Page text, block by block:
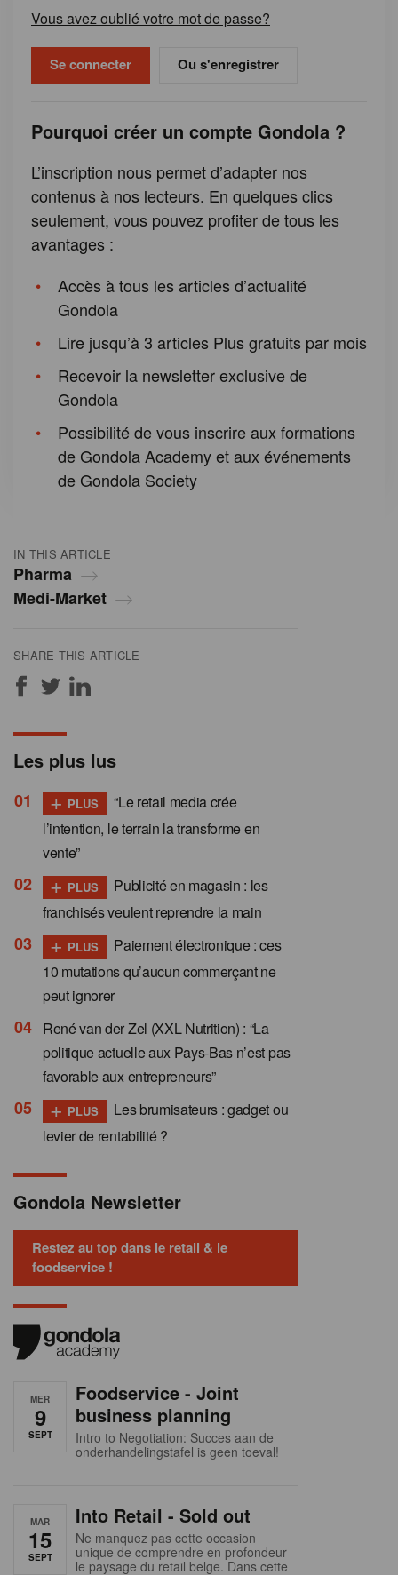
IN THIS ARTICLE
Pharma
Medi-Market
SHARE THIS ARTICLE
Vous avez oublié votre mot de passe?
Ou s'enregistrer
Pourquoi créer un compte Gondola ?
L’inscription nous permet d’adapter nos
contenus à nos lecteurs. En quelques clics
seulement, vous pouvez profiter de tous les
avantages :
Accès à tous les articles d’actualité
Gondola
Lire jusqu’à 3 articles Plus gratuits par mois
Recevoir la newsletter exclusive de
Gondola
Possibilité de vous inscrire aux formations
de Gondola Academy et aux événements
de Gondola Society
Les plus lus
+ PLUS
“Le retail media crée
l’intention, le terrain la transforme en
vente”
+ PLUS
Publicité en magasin : les
franchisés veulent reprendre la main
+ PLUS
Paiement électronique : ces
10 mutations qu’aucun commerçant ne
peut ignorer
René van der Zel (XXL Nutrition) : “La
politique actuelle aux Pays-Bas n’est pas
favorable aux entrepreneurs”
+ PLUS
Les brumisateurs : gadget ou
levier de rentabilité ?
Gondola Newsletter
Restez au top dans le retail & le
foodservice !
MER
9
SEPT
Foodservice - Joint
business planning
Intro to Negotiation: Succes aan de
onderhandelingstafel is geen toeval!
MAR
15
SEPT
Into Retail - Sold out
Ne manquez pas cette occasion
unique de comprendre en profondeur
le paysage du retail belge. Dans cette